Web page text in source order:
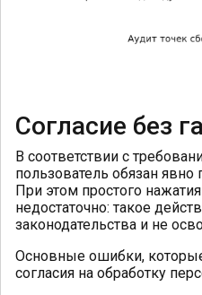
Согласие без
В соответствии с
пользователь обязан
При этом простого
недостаточно: такое
законодательства и не
Основные ошибки,
согласия на обработку